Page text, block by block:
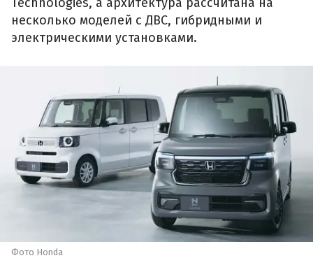
несколько моделей с ДВС, гибридными и
электрическими установками.
Фото Honda